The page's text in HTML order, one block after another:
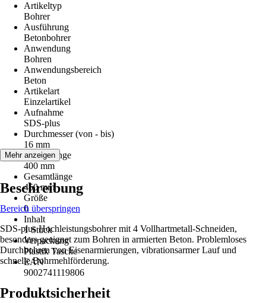
Artikeltyp
Bohrer
Ausführung
Betonbohrer
Anwendung
Bohren
Anwendungsbereich
Beton
Artikelart
Einzelartikel
Aufnahme
SDS-plus
Durchmesser (von - bis)
16 mm
Arbeitslänge
400 mm
Gesamtlänge
450 mm
Größe
0
Inhalt
1 Stück
Verpackung
Plastik Tasche
EAN
9002741119806
Mehr anzeigen
Beschreibung
Bereich überspringen
SDS-plus Hochleistungsbohrer mit 4 Vollhartmetall-Schneiden,
besonders geeignet zum Bohren in armierten Beton. Problemloses
Durchbohren von Eisenarmierungen, vibrationsarmer Lauf und
schnelle Bohrmehlförderung.
Produktsicherheit